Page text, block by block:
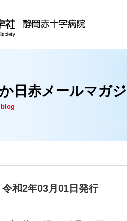
日赤メールマガ
和2年03月01日発行